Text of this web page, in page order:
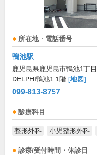
所在地・電話番号
鴨池駅
鹿児島県鹿児島市鴨池1丁
DELPHI鴨池1 1階 [地図]
099-813-8757
診療科目
整形外科 小児整形外科
診療/受付時間・休診日